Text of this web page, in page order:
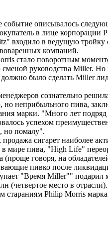
событие описывалось
в лице
входило в ведущую тройку
компаний.
стало поворотным
руководства Miller. Но
было сделать Miller
сознательно
неприбыльного пива,
марки. "Много лет
успехом
но помалу".
продажа сигарет наиболее
мире пива, "High Life"
(проще говоря, на
пивко после
"Время Miller"" подарил
(четвертое место в
Philip Morris